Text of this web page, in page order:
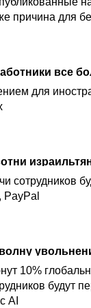
причина для
для
сотрудников
10%
будут
AI